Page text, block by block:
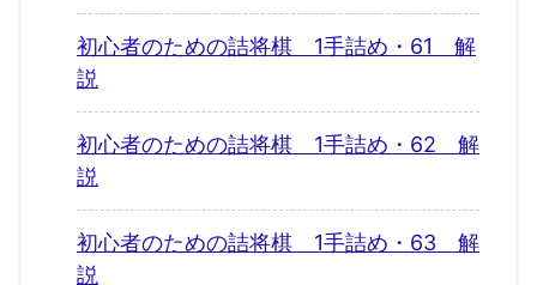
初心者のための詰将棋 1手詰め・61 解
説
初心者のための詰将棋 1手詰め・62 解
説
初心者のための詰将棋 1手詰め・63 解
説